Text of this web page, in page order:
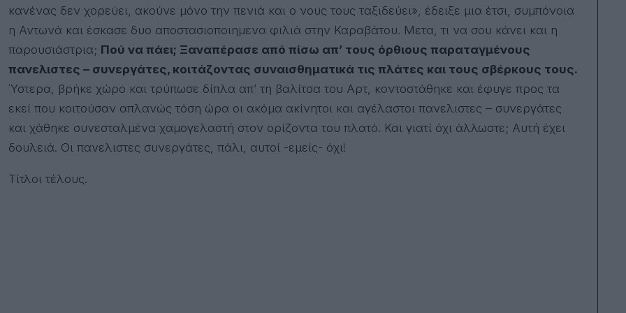
κανένας δεν χορεύει, ακούνε μόνο την πενιά και ο νους τους ταξιδεύει», έδειξε μια έτσι, συμπόνοια
η Αντωνά και έσκασε δυο αποστασιοποιημενα φιλιά στην Καραβάτου. Μετα, τι να σου κάνει και η
παρουσιάστρια; Πού να πάει; Ξαναπέρασε από πίσω απ’ τους όρθιους παραταγμένους
πανελιστες – συνεργάτες, κοιτάζοντας συναισθηματικά τις πλάτες και τους σβέρκους τους.
Ύστερα, βρήκε χώρο και τρύπωσε δίπλα απ’ τη βαλίτσα του Αρτ, κοντοστάθηκε και έφυγε προς τα
εκεί που κοιτούσαν απλανώς τόση ώρα οι ακόμα ακίνητοι και αγέλαστοι πανελιστες – συνεργάτες
και χάθηκε συνεσταλμένα χαμογελαστή στον ορίζοντα του πλατό. Και γιατί όχι άλλωστε; Αυτή έχει
δουλειά. Οι πανελιστες συνεργάτες, πάλι, αυτοί -εμείς- όχι!
Τίτλοι τέλους.